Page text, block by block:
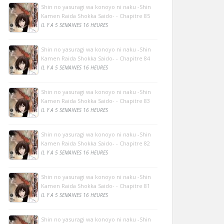
Shin no yasuragi wa konoyo ni naku -Shin
Kamen Raida Shokka Saido- - Chapitre 85
IL Y A 5 SEMAINES 16 HEURES
Shin no yasuragi wa konoyo ni naku -Shin
Kamen Raida Shokka Saido- - Chapitre 84
IL Y A 5 SEMAINES 16 HEURES
Shin no yasuragi wa konoyo ni naku -Shin
Kamen Raida Shokka Saido- - Chapitre 83
IL Y A 5 SEMAINES 16 HEURES
Shin no yasuragi wa konoyo ni naku -Shin
Kamen Raida Shokka Saido- - Chapitre 82
IL Y A 5 SEMAINES 16 HEURES
Shin no yasuragi wa konoyo ni naku -Shin
Kamen Raida Shokka Saido- - Chapitre 81
IL Y A 5 SEMAINES 16 HEURES
Shin no yasuragi wa konoyo ni naku -Shin